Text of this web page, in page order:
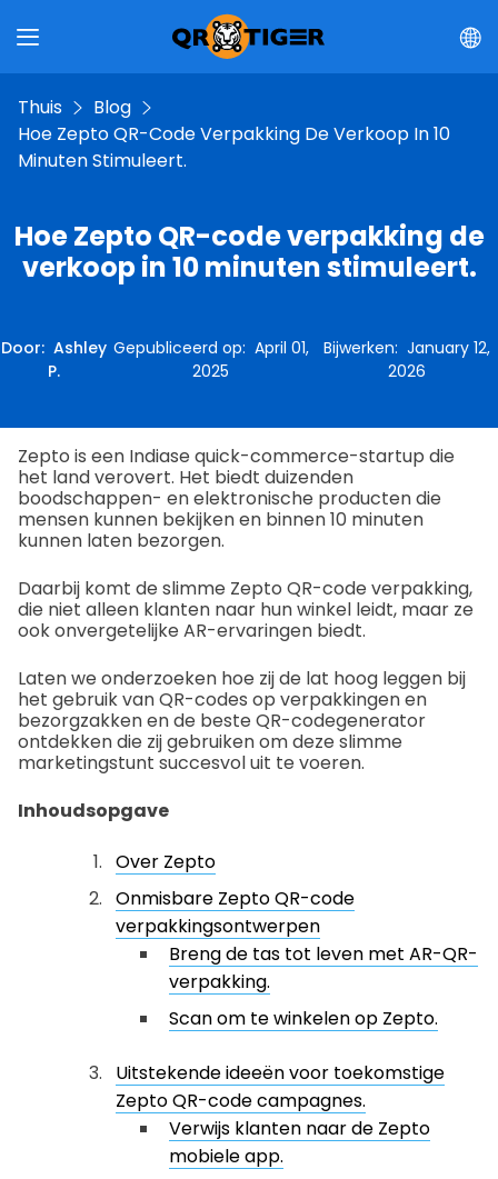
Thuis
Blog
Hoe Zepto QR-Code Verpakking De Verkoop In 10
Minuten Stimuleert.
Hoe Zepto QR-code verpakking de
verkoop in 10 minuten stimuleert.
Door: Ashley
P.
Gepubliceerd op: April 01,
2025
Bijwerken: January 12,
2026
Zepto is een Indiase quick-commerce-startup die
het land verovert. Het biedt duizenden
boodschappen- en elektronische producten die
mensen kunnen bekijken en binnen 10 minuten
kunnen laten bezorgen.
Daarbij komt de slimme Zepto QR-code verpakking,
die niet alleen klanten naar hun winkel leidt, maar ze
ook onvergetelijke AR-ervaringen biedt.
Laten we onderzoeken hoe zij de lat hoog leggen bij
het gebruik van QR-codes op verpakkingen en
bezorgzakken en de beste QR-codegenerator
ontdekken die zij gebruiken om deze slimme
marketingstunt succesvol uit te voeren.
Inhoudsopgave
Over Zepto
Onmisbare Zepto QR-code
verpakkingsontwerpen
Breng de tas tot leven met AR-QR-
verpakking.
Scan om te winkelen op Zepto.
Uitstekende ideeën voor toekomstige
Zepto QR-code campagnes.
Verwijs klanten naar de Zepto
mobiele app.